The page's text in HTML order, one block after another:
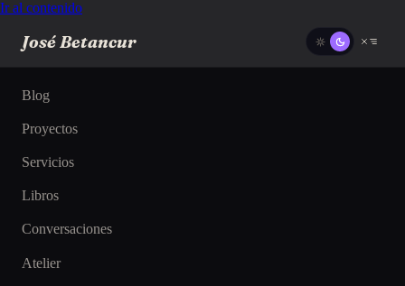
Ir al contenido
José Betancur
Blog
Proyectos
Servicios
Libros
Conversaciones
Atelier